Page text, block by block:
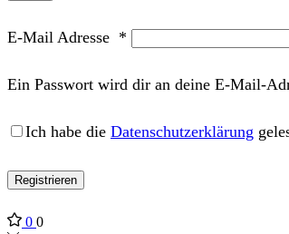
E-Mail Adresse *
Ein Passwort wird dir an deine E-Mail-
Ich habe die Datenschutzerklärung
Registrieren
0 0